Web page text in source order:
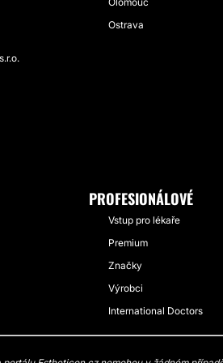
Ostrava
PROFESIONÁLOVÉ
Vstup pro lékaře
Premium
Značky
Výrobci
International Doctors